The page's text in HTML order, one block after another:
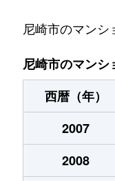
尾浜町
尾浜町
尾浜町
尾浜町
尾浜町
尼崎市のマンシ
尼崎市のマンシ
西暦（年）
2007
2008